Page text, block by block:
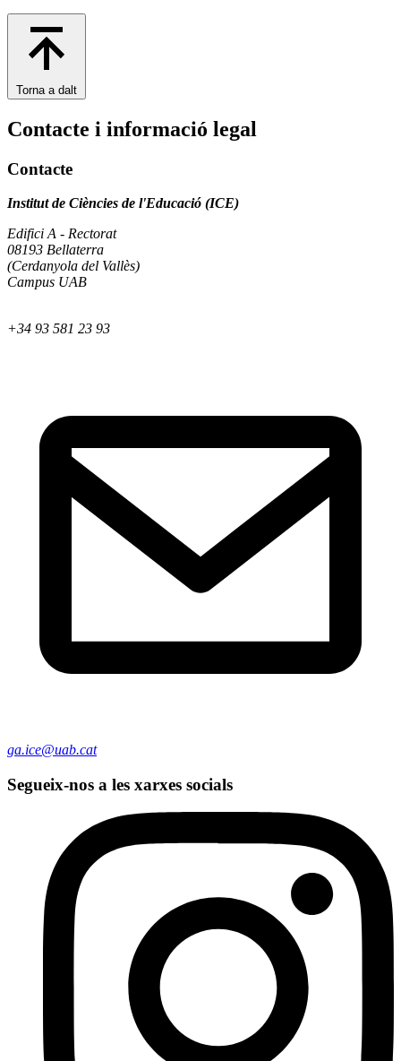
Torna a dalt
Contacte i informació legal
Contacte
Institut de Ciències de l'Educació (ICE)
Edifici A - Rectorat
08193 Bellaterra
(Cerdanyola del Vallès)
Campus UAB
+34 93 581 23 93
ga.ice@uab.cat
Segueix-nos a les xarxes socials